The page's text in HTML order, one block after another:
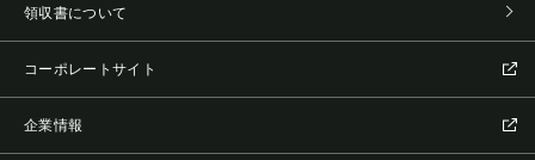
領収書について
コーポレートサイト
企業情報